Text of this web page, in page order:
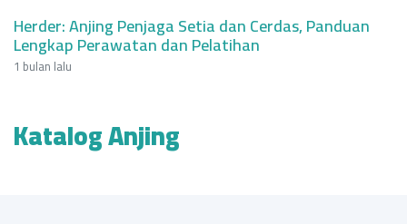
Herder: Anjing Penjaga Setia dan Cerdas, Panduan
Lengkap Perawatan dan Pelatihan
1 bulan lalu
Katalog Anjing